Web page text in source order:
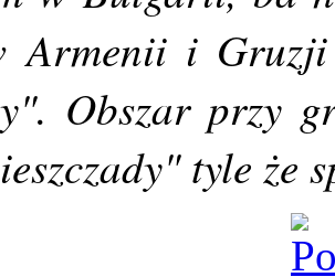
Armenii i
Obszar przy
tyle że